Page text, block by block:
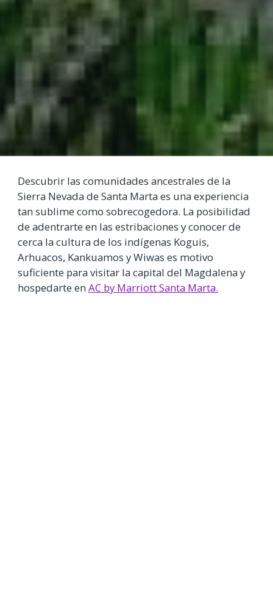
Descubrir las comunidades ancestrales de la
Sierra Nevada de Santa Marta es una experiencia
tan sublime como sobrecogedora. La posibilidad
de adentrarte en las estribaciones y conocer de
cerca la cultura de los indígenas Koguis,
Arhuacos, Kankuamos y Wiwas es motivo
suficiente para visitar la capital del Magdalena y
hospedarte enAC by Marriott Santa Marta.